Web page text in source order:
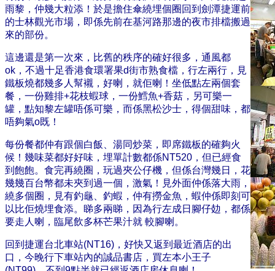
雨黎，仲幾大粒添！於是擔住傘繞埋個圈回到劍潭捷運前
的士林觀光市場，即係先前在基河路那邊的夜市排檔搬過
來的部份。
這邊還是第一次來，比舊的秩序的確好很多，通風都
ok，不過十足香港食環署果d街市熟食檔，行左兩行，見
鐵板燒都幾多人幫襯，好喇，就佢喇！坐低點左兩個套
餐，一份雞排+花枝蝦球，一份鱈魚+香菇，另可樂一
罐，點知黎左罐唔係可樂，而係黑松沙士，得個甜味，都
唔夠氣o既！
每份餐都仲有跟個白飯、湯同炒菜，即席鐵板的確夠火
候！幾味菜都好好味，埋單計數都係NT520，但已經食
到飽飽。食完再繞圈，玩過夾公仔機，但係台灣幾日，花
幾幾百台幣都未夾到過一個，激氣！見外面仲係落大雨，
繞多個圈，見有釣龜、釣蝦，仲有撈金魚，蝦仲係即刻可
以比佢燒埋食添。睇多兩睇，因為行左成日腳仔攰，都係
要走人喇，臨尾飲多杯芒果汁就 較腳喇。
回到捷運台北車站(NT16)，好快又返到最近酒店的出
口，今晚行下車站內的誠品書店，買左本小王子